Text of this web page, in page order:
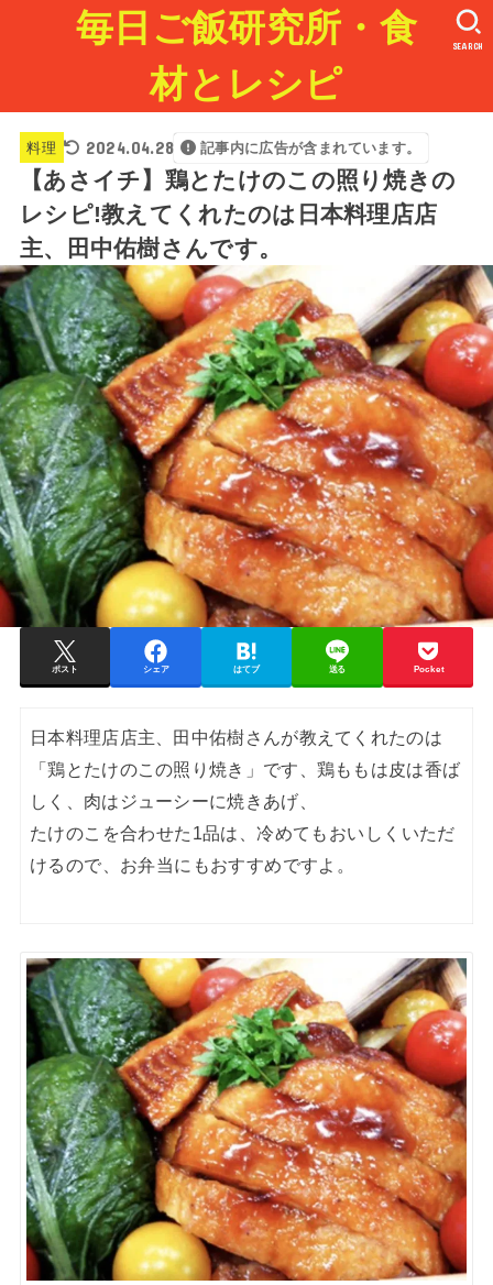
毎日ご飯研究所・食
材とレシピ
SEARCH
料理 2024.04.28 記事内に広告が含まれています。
【あさイチ】鶏とたけのこの照り焼きの
レシピ!教えてくれたのは日本料理店店
主、田中佑樹さんです。
ポスト シェア はてブ 送る Pocket
日本料理店店主、田中佑樹さんが教えてくれたのは
「鶏とたけのこの照り焼き」です、鶏ももは皮は香ば
しく、肉はジューシーに焼きあげ、
たけのこを合わせた1品は、冷めてもおいしくいただ
けるので、お弁当にもおすすめですよ。